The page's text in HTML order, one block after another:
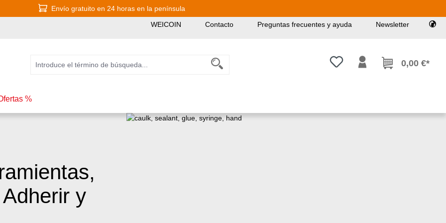
Envío gratuito en 24 horas en la península
WEICOIN Contacto Preguntas frecuentes y ayuda Newsletter
Tienes 0 artículos en tu lista de
0,00 €*
%
y